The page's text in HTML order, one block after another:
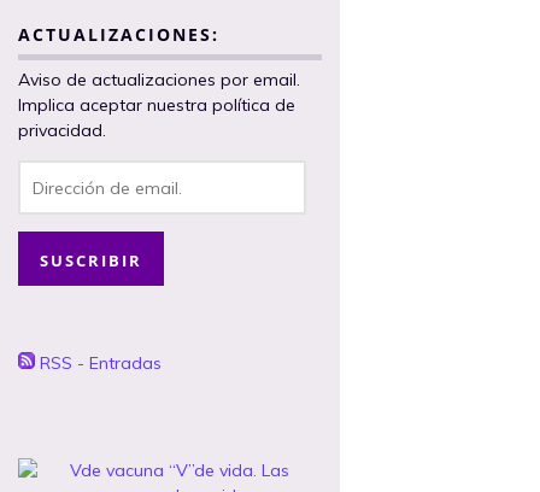
ACTUALIZACIONES:
Aviso de actualizaciones por email.
Implica aceptar nuestra política de
privacidad.
de
SUSCRIBIR
RSS - Entradas